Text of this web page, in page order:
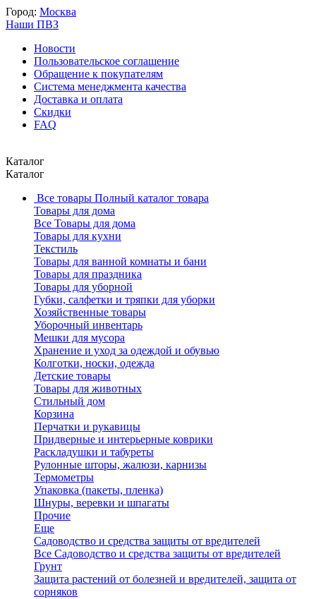
Город: Москва
Наши ПВЗ
Новости
Пользовательское соглашение
Обращение к покупателям
Система менеджмента качества
Доставка и оплата
Скидки
FAQ
Каталог
Каталог
Все товары Полный каталог товара
Товары для дома
Все Товары для дома
Товары для кухни
Текстиль
Товары для ванной комнаты и бани
Товары для праздника
Товары для уборной
Губки, салфетки и тряпки для уборки
Хозяйственные товары
Уборочный инвентарь
Мешки для мусора
Хранение и уход за одеждой и обувью
Колготки, носки, одежда
Детские товары
Товары для животных
Стильный дом
Корзина
Перчатки и рукавицы
Придверные и интерьерные коврики
Раскладушки и табуреты
Рулонные шторы, жалюзи, карнизы
Термометры
Упаковка (пакеты, пленка)
Шнуры, веревки и шпагаты
Прочие
Еще
Садоводство и средства защиты от вредителей
Все Садоводство и средства защиты от вредителей
Грунт
Защита растений от болезней и вредителей, защита от
сорняков